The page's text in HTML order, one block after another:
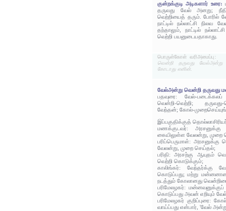
குன்றக்குடி அடிகளார் உரை:
தருவது வேல் அனறு;
வெற்றியைத் தரும். போரில்
நாட்டில் நல்லாட்சி நிலவ
தந்தாலும், நாட்டில்
வெற்றி பயனுடையதாகாது.
பொருள்கோள் வரிஅமைப்பு:
வென்றி தருவது
கோடாது எனின்.
வேல்அன்று வென்றி
பதவுரை: வேல்-
வென்றி-வெற்றி;
வேந்தன்; கோல்-
இப்பகுதிக்குத்
மணக்குடவர்:
கையிலுள்ள வேலன்று, முறை
பரிப்பெருமாள்:
வேலன்று, முறை செய்தல்;
பரிதி: அரசற்கு ஆயுதம்
வெற்றி கொடுக்கும்;
காலிங்கர்: வேந்தர்க்கு
கொடுப்பது; மற்று
நடத்தும் கோலானது
பரிமேலழகர்:
கொடுப்பது அவன் எறியும்
பரிமேலழகர் குறிப்புரை:
வாய்ப்பது என்பார், 'வேல்